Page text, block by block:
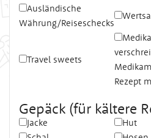
Ausländische
Währung/Reiseschecks
Travel sweets
Rezept
Gepäck (für kältere
Jacke
Hut